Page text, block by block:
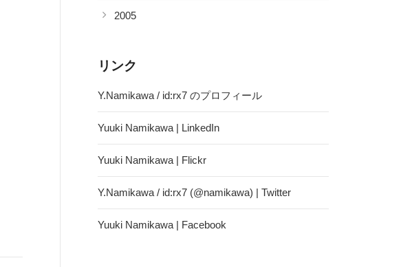
2005
リンク
Y.Namikawa / id:rx7 のプロフィール
Yuuki Namikawa | LinkedIn
Yuuki Namikawa | Flickr
Y.Namikawa / id:rx7 (@namikawa) | Twitter
Yuuki Namikawa | Facebook